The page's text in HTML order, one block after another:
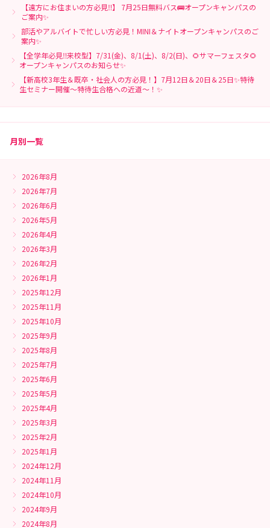
【遠方にお住まいの方必見‼】 7月25日無料バス🚌オープンキャンパスの
ご案内✨
部活やアルバイトで忙しい方必見！MINI＆ナイトオープンキャンパスのご
案内✨
【全学年必見‼来校型】7/31(金)、8/1(土)、8/2(日)、🌻サマーフェスタ🌻
オープンキャンパスのお知らせ✨
【新高校3年生＆既卒・社会人の方必見！】7月12日＆20日＆25日✨特待
生セミナー開催～特待生合格への近道～！✨
月別一覧
2026年8月
2026年7月
2026年6月
2026年5月
2026年4月
2026年3月
2026年2月
2026年1月
2025年12月
2025年11月
2025年10月
2025年9月
2025年8月
2025年7月
2025年6月
2025年5月
2025年4月
2025年3月
2025年2月
2025年1月
2024年12月
2024年11月
2024年10月
2024年9月
2024年8月